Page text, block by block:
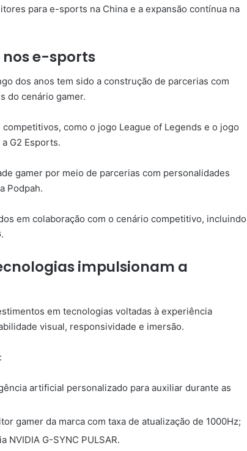
para e-sports na China e a expansão contínua na
e-sports
dos anos tem sido a construção de parcerias com
do cenário gamer.
como o jogo League of Legends e o jogo
G2 Esports.
gamer por meio de parcerias com personalidades
Podpah.
em colaboração com o cenário competitivo, incluindo
impulsionam a
em tecnologias voltadas à experiência
visual, responsividade e imersão.
artificial personalizado para auxiliar durante as
gamer da marca com taxa de atualização de 1000Hz;
NVIDIA G-SYNC PULSAR.